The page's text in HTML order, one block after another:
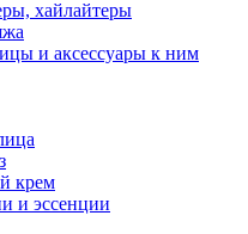
хайлайтеры
и аксессуары к ним
крем
и эссенции